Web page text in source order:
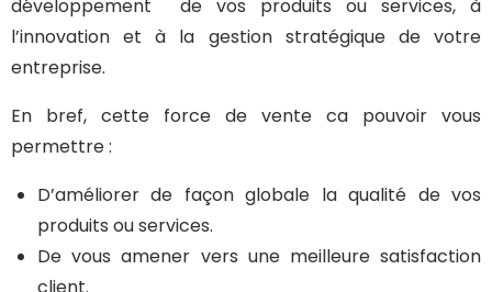
développement de vos produits ou services, à
l’innovation et à la gestion stratégique de votre
entreprise.
En bref, cette force de vente ca pouvoir vous
permettre :
D’améliorer de façon globale la qualité de vos
produits ou services.
De vous amener vers une meilleure satisfaction